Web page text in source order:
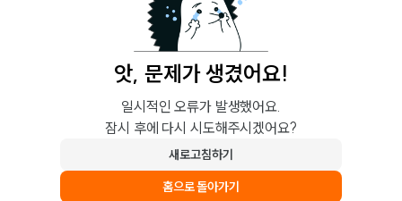
앗, 문제가 생겼어요!
일시적인 오류가 발생했어요.
잠시 후에 다시 시도해주시겠어요?
새로고침하기
홈으로 돌아가기